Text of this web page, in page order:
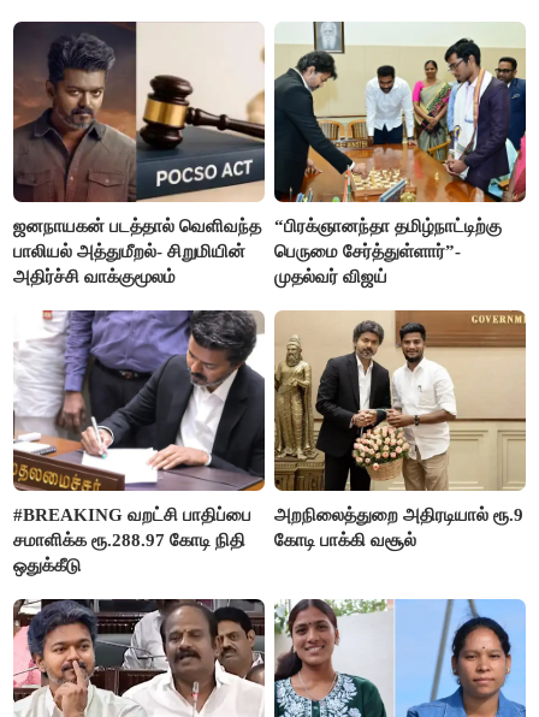
ஜனநாயகன் படத்தால் வெளிவந்த
பாலியல் அத்துமீறல்- சிறுமியின்
அதிர்ச்சி வாக்குமூலம்
“பிரக்ஞானந்தா தமிழ்நாட்டிற்கு
பெருமை சேர்த்துள்ளார்”-
முதல்வர் விஜய்
#BREAKING வறட்சி பாதிப்பை
சமாளிக்க ரூ.288.97 கோடி நிதி
ஒதுக்கீடு
அறநிலைத்துறை அதிரடியால் ரூ.9
கோடி பாக்கி வசூல்